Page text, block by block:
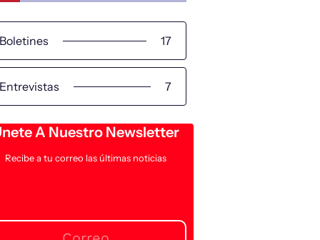
Boletines 17
Entrevistas 7
A Nuestro Newsletter
Recibe a tu correo las últimas noticias